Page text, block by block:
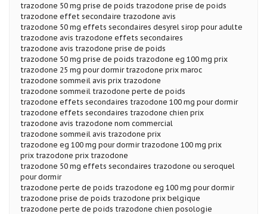
trazodone 50 mg prise de poids trazodone prise de poids
trazodone effet secondaire trazodone avis
trazodone 50 mg effets secondaires desyrel sirop pour adulte
trazodone avis trazodone effets secondaires
trazodone avis trazodone prise de poids
trazodone 50 mg prise de poids trazodone eg 100 mg prix
trazodone 25 mg pour dormir trazodone prix maroc
trazodone sommeil avis prix trazodone
trazodone sommeil trazodone perte de poids
trazodone effets secondaires trazodone 100 mg pour dormir
trazodone effets secondaires trazodone chien prix
trazodone avis trazodone nom commercial
trazodone sommeil avis trazodone prix
trazodone eg 100 mg pour dormir trazodone 100 mg prix
prix trazodone prix trazodone
trazodone 50 mg effets secondaires trazodone ou seroquel
pour dormir
trazodone perte de poids trazodone eg 100 mg pour dormir
trazodone prise de poids trazodone prix belgique
trazodone perte de poids trazodone chien posologie